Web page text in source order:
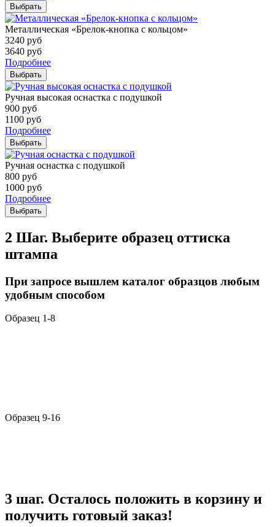
Выбрать
Металлическая «Брелок-кнопка с кольцом»
3240 руб
3640 руб
Подробнее
Выбрать
Ручная высокая оснастка с подушкой
900 руб
1100 руб
Подробнее
Выбрать
Ручная оснастка с подушкой
800 руб
1000 руб
Подробнее
Выбрать
2 Шаг. Выберите образец оттиска
штампа
При запросе вышлем каталог образцов любым
удобным способом
Образец 1-8
Образец 9-16
3 шаг. Осталось положить в корзину и
получить готовый заказ!